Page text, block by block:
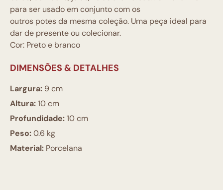
para ser usado em conjunto com os
outros potes da mesma coleção. Uma peça ideal para
dar de presente ou colecionar.
Cor: Preto e branco
DIMENSÕES & DETALHES
Largura: 9 cm
Altura:10 cm
Profundidade:10 cm
Peso:0.6 kg
Material: Porcelana